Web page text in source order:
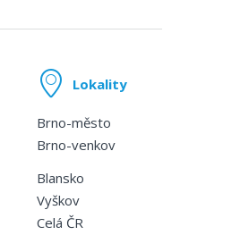
Lokality
Brno-město
Brno-venkov
Blansko
Vyškov
Celá ČR